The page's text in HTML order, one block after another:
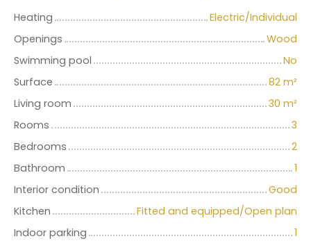
Heating
Electric/Individual
Openings
Wood
Swimming pool
No
Surface
82 m²
Living room
30 m²
Rooms
3
Bedrooms
2
Bathroom
1
Interior condition
Good
Kitchen
Fitted and equipped/Open plan
Indoor parking
1